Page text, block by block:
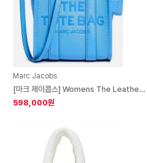
Marc Jacobs
[마크 제이콥스] Womens The Leather Crossbody Tote Bag
598,000원